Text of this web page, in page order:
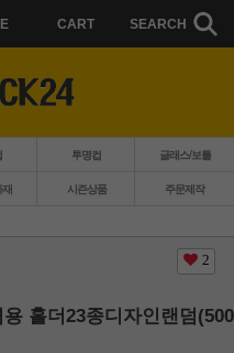
CART SEARCH
투명컵 글래스/보틀
시즌상품
주문제작
2
홀더23종디자인랜덤(500